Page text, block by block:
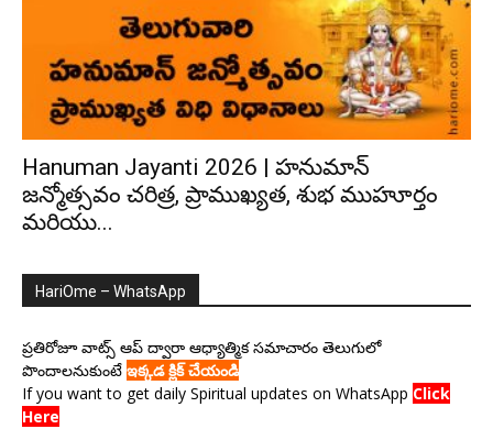
Hanuman Jayanti 2026 | హనుమాన్
జన్మోత్సవం చరిత్ర, ప్రాముఖ్యత, శుభ ముహూర్తం
మరియు...
HariOme – WhatsApp
ప్రతిరోజూ వాట్స్ ఆప్ ద్వారా ఆధ్యాత్మిక సమాచారం తెలుగులో
పొందాలనుకుంటే ఇక్కడ క్లిక్ చేయండి
If you want to get daily Spiritual updates on WhatsApp Click
Here